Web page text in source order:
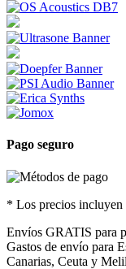
Pago seguro
* Los precios
Envíos GRATIS para
Gastos de envío para
Canarias, Ceuta y